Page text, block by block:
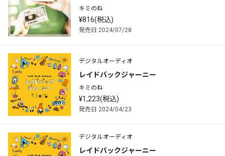
キミのね
¥816(税込)
発売日 2024/07/28
デジタルオーディオ
レイドバックジャーニー
キミのね
¥1,223(税込)
発売日 2024/04/23
デジタルオーディオ
レイドバックジャーニー